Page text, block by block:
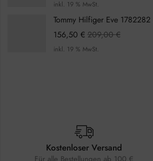
inkl. 19 % MwSt.
156,50 € 209,00€
inkl. 19 % MwSt.
Kostenloser Versand
Für alle Bestellungen ab 100 €